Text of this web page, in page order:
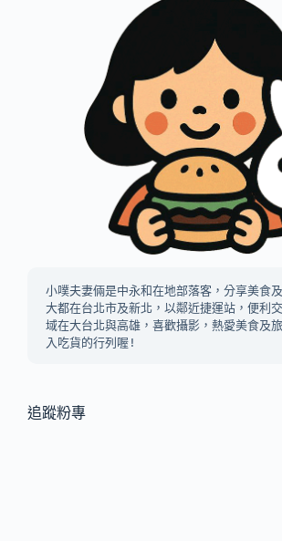
小噗夫妻倆是中永和在地部落客，分享美食
大都在台北市及新北，以鄰近捷運站，便利
域在大台北與高雄，喜歡攝影，熱愛美食及
入吃貨的行列喔!
追蹤粉專